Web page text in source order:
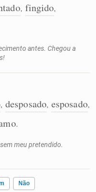
, fingido,
antes. Chegou a
, desposado, esposado,
.
meu pretendido.
Não